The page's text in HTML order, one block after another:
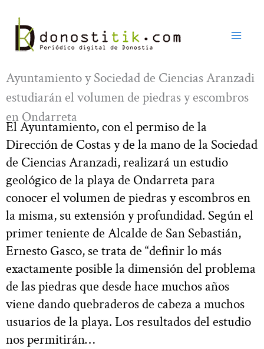
contenido
Ayuntamiento y Sociedad de Ciencias Aranzadi
estudiarán el volumen de piedras y escombros
en Ondarreta
El Ayuntamiento, con el permiso de la
Dirección de Costas y de la mano de la Sociedad
de Ciencias Aranzadi, realizará un estudio
geológico de la playa de Ondarreta para
conocer el volumen de piedras y escombros en
la misma, su extensión y profundidad. Según el
primer teniente de Alcalde de San Sebastián,
Ernesto Gasco, se trata de “definir lo más
exactamente posible la dimensión del problema
de las piedras que desde hace muchos años
viene dando quebraderos de cabeza a muchos
usuarios de la playa. Los resultados del estudio
nos permitirán…